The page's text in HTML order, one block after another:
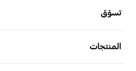
تسوّق
المنتجات